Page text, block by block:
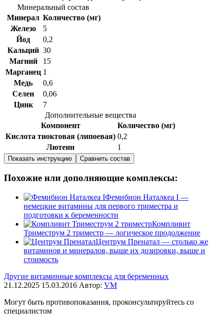
Минеральный состав
Минерал Количество (мг)
Железо
5
Йод
0,2
Кальций 30
Магний
15
Марганец 1
Медь
0,6
Селен
0,06
Цинк
7
Дополнительные вещества
Компонент
Количество (мг)
Кислота тиоктовая (липоевая) 0,2
Лютеин
1
Показать инструкцию Сравнить состав
Похожие или дополняющие комплексы:
Фемибион Наталкеа I —
немецкие витамины для первого триместра и
подготовки к беременности
Компливит
Триместрум 2 триместр — логическое продолжение
Центрум Пренатал — столько же
витаминов и минералов, выше их дозировки, выше и
стоимость
Другие витаминные комплексы для беременных
21.12.2025 15.03.2016 Автор: VM
Могут быть противопоказания, проконсультируйтесь со
специалистом